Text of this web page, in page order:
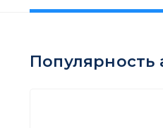
Популярность